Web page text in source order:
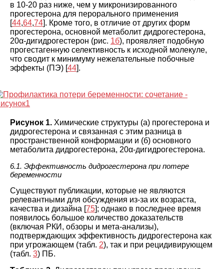
в 10-20 раз ниже, чем у микронизированного
прогестерона для перорального применения
[44,64,74]. Кроме того, в отличие от других форм
прогестерона, основной метаболит дидрогестерона,
20α-дигидрогестерон (рис. 1б), проявляет подобную
прогестагенную селективность к исходной молекуле,
что сводит к минимуму нежелательные побочные
эффекты (ПЭ) [44].
Рисунок 1. Химические структуры (а) прогестерона и
дидрогестерона и связанная с этим разница в
пространственной конформации и (б) основного
метаболита дидрогестерона, 20α-дигидрогестерона.
6.1. Эффективность дидрогестерона при потере
беременности
Существуют публикации, которые не являются
релевантными для обсуждения из-за их возраста,
качества и дизайна [75]; однако в последнее время
появилось большое количество доказательств
(включая РКИ, обзоры и мета-анализы),
подтверждающих эффективность дидрогестерона как
при угрожающем (табл. 2), так и при рецидивирующем
(табл. 3) ПБ.